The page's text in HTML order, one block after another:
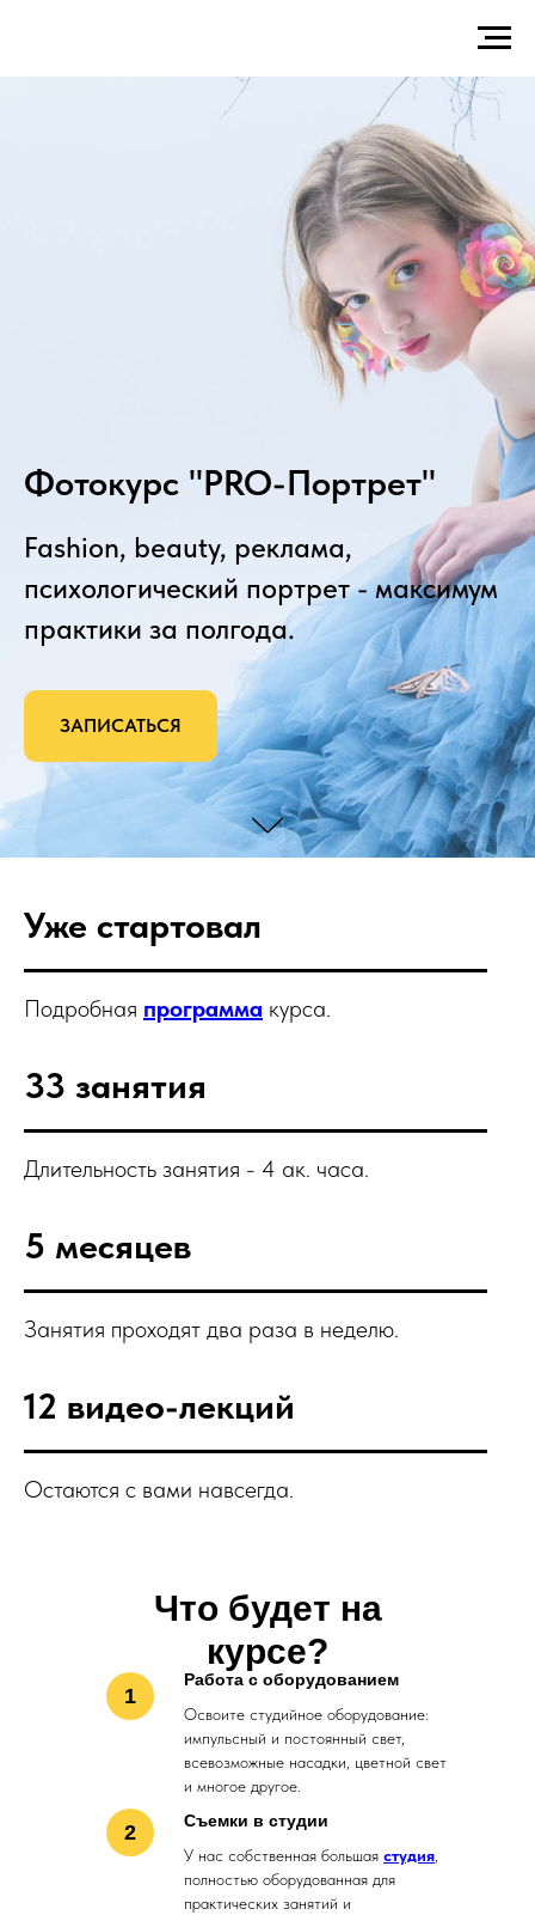
Фотокурс "PRO-Портрет"
Fashion, beauty, реклама,
психологический портрет - максимум
практики за полгода.
ЗАПИСАТЬСЯ
Уже стартовал
Подробная программа курса.
33 занятия
Длительность занятия - 4 ак. часа.
5 месяцев
Занятия проходят два раза в неделю.
12 видео-лекций
Остаются с вами навсегда.
Освоите студийное оборудование:
импульсный и постоянный свет,
всевозможные насадки, цветной свет
и многое другое.
У нас собственная большая студия
полностью оборудованная для
практических занятий и
Работа с оборудованием
Съемки в студии
1
2
Что будет на
курсе?